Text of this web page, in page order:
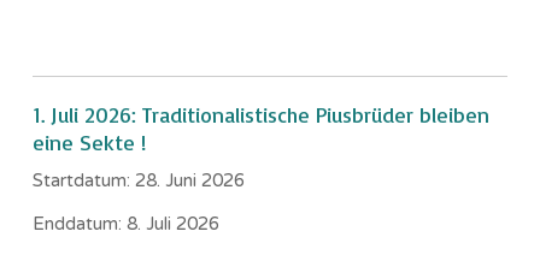
1. Juli 2026: Traditionalistische Piusbrüder bleiben
eine Sekte !
Startdatum: 28. Juni 2026
Enddatum: 8. Juli 2026